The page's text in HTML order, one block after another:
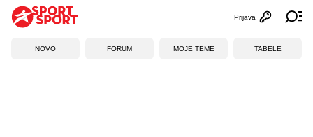
Otvori
Prijava
NOVO FORUM MOJE TEME TABELE